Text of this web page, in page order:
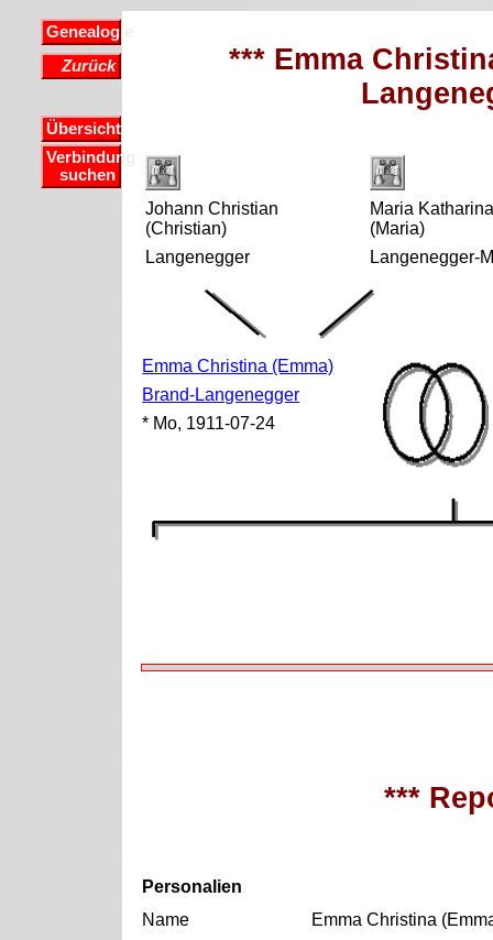
Genealogie
Zurück
Übersicht
Verbindung
suchen
*** Emma
Johann Christian
(Christian)
Langenegger
Maria
(Maria)
Langenegger-
Emma Christina (Emma)
Brand-Langenegger
* Mo, 1911-07-24
***
Personalien
Name
Emma Christina